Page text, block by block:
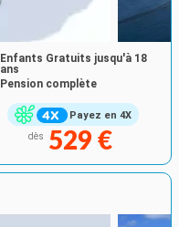
Payez en 4X
Enfants Gratuits jusqu'à 18
ans
Pension complète
dès 529 €